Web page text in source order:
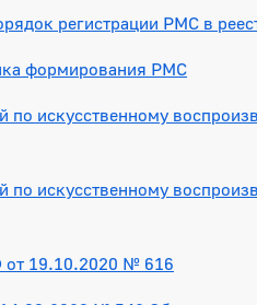
регистрации РМС в
формирования РМС
искусственному
искусственному
от 19.10.2020 № 616